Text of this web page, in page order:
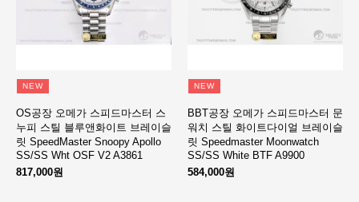
NEW
OS공장 오메가 스피드마스터 스
누피 스틸 블루앤화이트 브레이슬
릿 SpeedMaster Snoopy Apollo
SS/SS Wht OSF V2 A3861
817,000원
NEW
BBT공장 오메가 스피드마스터 문
워치 스틸 화이트다이얼 브레이슬
릿 Speedmaster Moonwatch
SS/SS White BTF A9900
584,000원